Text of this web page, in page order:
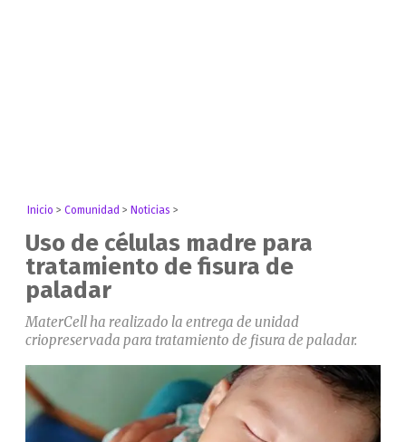
Inicio >Comunidad > Noticias >
Uso de células madre para
tratamiento de fisura de
paladar
MaterCell ha realizado la entrega de unidad
criopreservada para tratamiento de fisura de paladar.